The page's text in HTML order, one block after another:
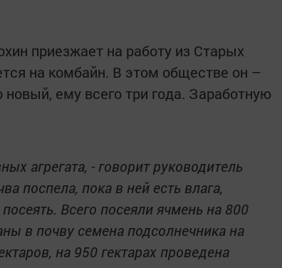
приезжает на работу из Старых
на комбайн. В этом обществе он –
новый, ему всего три года. Заработную
агрегата, - говорит руководитель
поспела, пока в ней есть влага,
Всего посеяли ячмень на 800
в почву семена подсолнечника на
на 950 гектарах проведена